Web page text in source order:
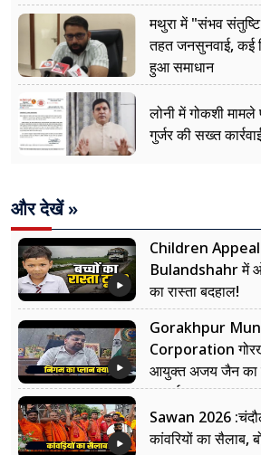
मथुरा में "संभव
तहत जनसुनवाई, कई
हुआ समाधान
लोनी में गोकशी
गुर्जर की सख्त
और देखें »
Children
Bulandshahr में
का रास्ता बदहाल!
Gorakhpur
Corporation
आयुक्त अजय जैन का
सफाई?
Sawan 2026
कांवरियों का सैलाब,